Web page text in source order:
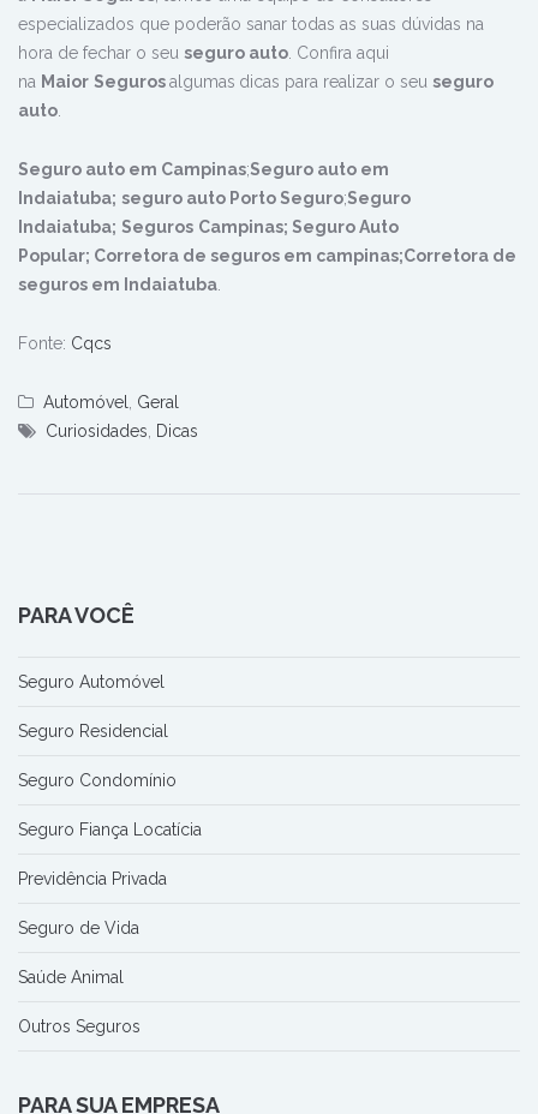
especializados que poderão sanar todas as suas dúvidas na
hora de fechar o seu seguro auto . Confira aqui
na Maior Segurosalgumas dicas para realizar o seu seguro
auto
Seguro auto em Campinas;Seguro auto em
Indaiatuba; seguro auto Porto Seguro;Seguro
Indaiatuba; Seguros Campinas; Seguro Auto
Popular; Corretora de seguros em campinas;Corretora de
seguros em Indaiatuba
Fonte: Cqcs
Automóvel
Geral
Curiosidades
Dicas
PARA VOCÊ
Seguro Automóvel
Seguro Residencial
Seguro Condomínio
Seguro Fiança Locatícia
Previdência Privada
Seguro de Vida
Saúde Animal
Outros Seguros
PARA SUA EMPRESA